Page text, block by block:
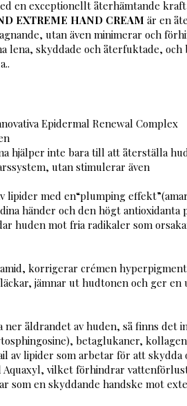
en exceptionellt återhämtande
EXTREME HAND CREAM är en
utan även minimerar och
lena, skyddade och återfuktade,
Epidermal Renewal Complex
hjälper inte bara till att återställa
utan stimulerar även
med en“plumping
händer och den högt antioxidanta
huden mot fria radikaler som
korrigerar crémen
jämnar ut hudtonen och ger en
åldrandet av huden, så finns det
betaglukaner,
av lipider som arbetar för att skydda
Aquaxyl, vilket förhindrar
som en skyddande handske mot